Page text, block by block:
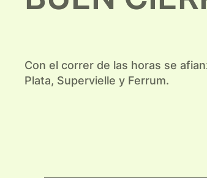
Con el correr de las horas se
Plata, Supervielle y Ferrum.